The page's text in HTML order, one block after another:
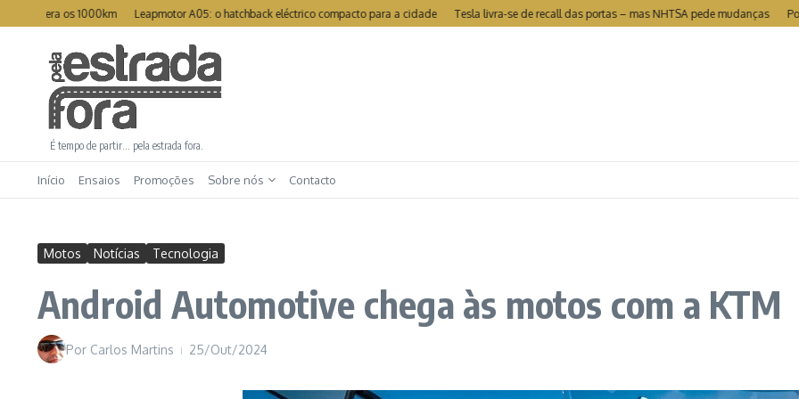
Ir para o conteúdo
os 1000km Leapmotor A05: o hatchback eléctrico compacto para a cidade Tesla livra-se de recall das portas – mas NHTSA pede mudanças Portugal
É tempo de partir… pela estrada fora.
Início Ensaios Promoções Sobre nós Contacto
Motos Notícias Tecnologia
Android Automotive chega às motos com a KTM
Por Carlos Martins 25/Out/2024